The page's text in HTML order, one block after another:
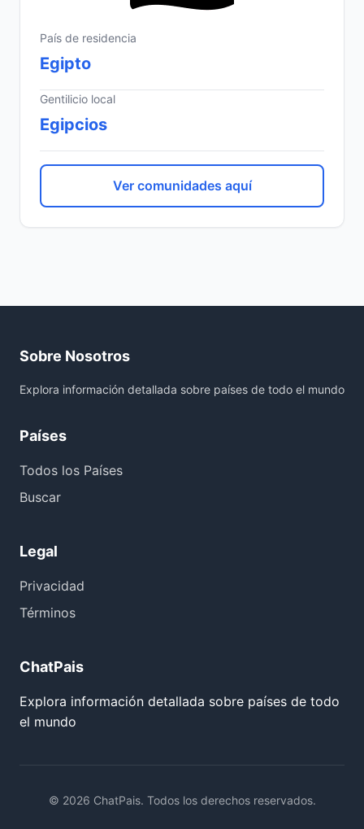
País de residencia
Egipto
Gentilicio local
Egipcios
Ver comunidades aquí
Sobre Nosotros
Explora información detallada sobre países de todo el mundo
Países
Todos los Países
Buscar
Legal
Privacidad
Términos
ChatPais
Explora información detallada sobre países de todo
el mundo
© 2026 ChatPais. Todos los derechos reservados.